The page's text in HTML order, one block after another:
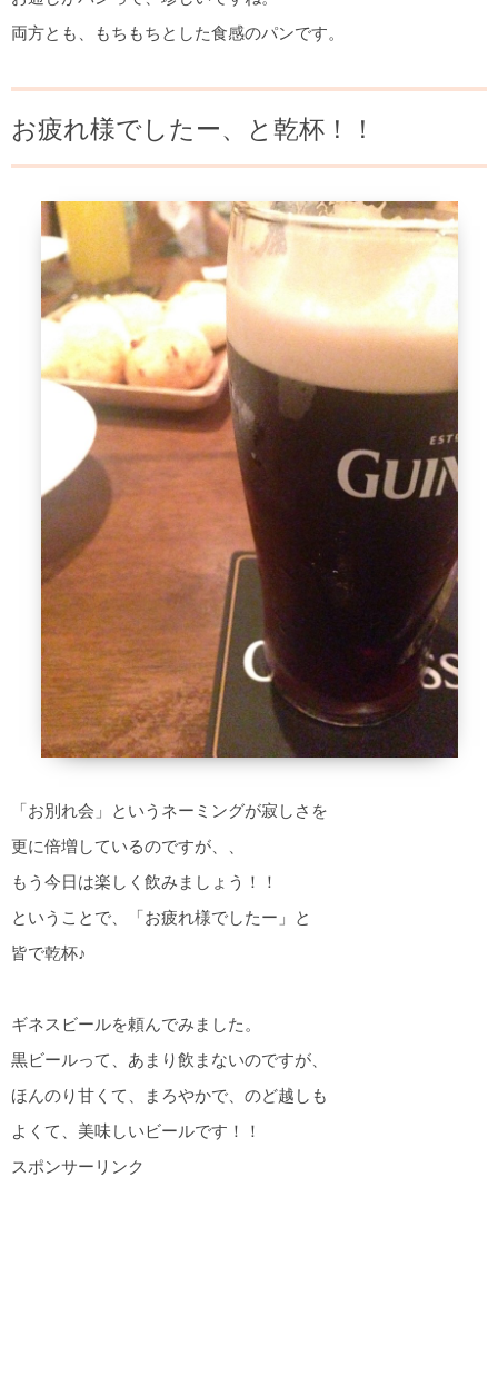
両方とも、もちもちとした食感のパンです。
お疲れ様でしたー、と乾杯！！
「お別れ会」というネーミングが寂しさを
更に倍増しているのですが、、
もう今日は楽しく飲みましょう！！
ということで、「お疲れ様でしたー」と
皆で乾杯♪
ギネスビールを頼んでみました。
黒ビールって、あまり飲まないのですが、
ほんのり甘くて、まろやかで、のど越しも
よくて、美味しいビールです！！
スポンサーリンク